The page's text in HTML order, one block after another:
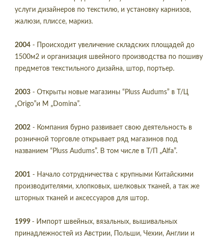
услуги дизайнеров по текстилю, и установку карнизов,
жалюзи, плиссе, маркиз.
2004 - Происходит увеличение складских площадей до
1500м2 и организация швейного производства по пошиву
предметов текстильного дизайна, штор, портьер.
2003 - Открыты новые магазины “Pluss Audums” в Т/Ц
„Origo”и М „Domina”.
2002 - Компания бурно развивает свою деятельность в
розничной торговле открывает ряд магазинов под
названием “Pluss Audums”. В том числе в Т/П „Alfa”.
2001 - Начало сотрудничества с крупными Китайскими
производителями, хлопковых, шелковых тканей, а так же
шторных тканей и аксессуаров для штор.
1999 - Импорт швейных, вязальных, вышивальных
принадлежностей из Австрии, Польши, Чехии, Англии и